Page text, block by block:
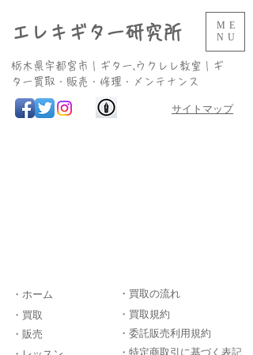
エレキギター研究所
サイトマップ
​栃木県宇都宮市｜ギター,ウクレレ教室｜ギ
ター買取・販売・修理・メンテナンス
ME
NU
・ホーム
・買取
・販売
・買取の流れ
・買取規約
・委託販売利用規約